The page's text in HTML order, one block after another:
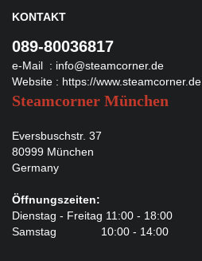
KONTAKT
089-80036817
e-Mail : info@steamcorner.de
Website : https://www.steamcorner.de
Steamcorner München
Eversbuschstr. 37
80999 München
Germany
Öffnungszeiten:
Dienstag - Freitag 11:00 - 18:00
Samstag 10:00 - 14:00